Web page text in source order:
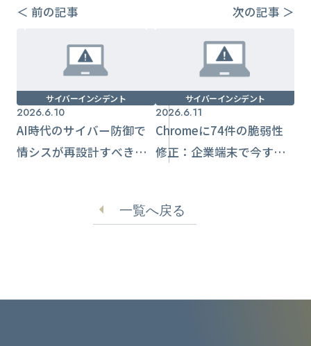
＜ 前の記事 次の記事 ＞
サイバーインシデント
2026.6.10
AI時代のサイバー防御で
情シスが再設計すべき優
サイバーインシデント
2026.6.11
Chromeに74件の脆弱性
修正：企業端末で今すぐ
一覧へ戻る